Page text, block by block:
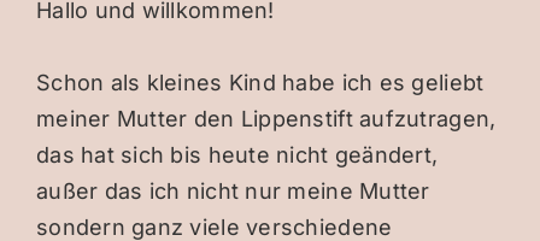
Hallo und willkommen!
Schon als kleines Kind habe ich es geliebt
meiner Mutter den Lippenstift aufzutragen,
das hat sich bis heute nicht geändert,
außer das ich nicht nur meine Mutter
sondern ganz viele verschiedene